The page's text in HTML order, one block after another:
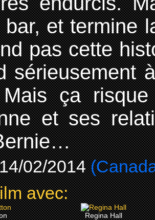
et termine
pas cette
sérieusement
ça
et ses
02/2014
avec:
Regina Hall